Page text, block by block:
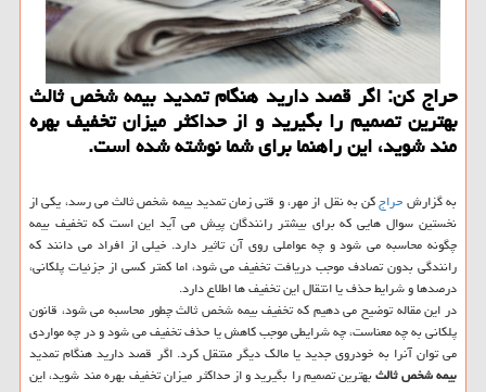
حراج کن: اگر قصد دارید هنگام تمدید بیمه شخص ثالث
بهترین تصمیم را بگیرید و از حداکثر میزان تخفیف بهره
مند شوید، این راهنما برای شما نوشته شده است.
به گزارشحراجکن به نقل از مهر، و قتی زمان تمدید بیمه شخص ثالث می رسد، یکی از
نخستین سوال هایی که برای بیشتر رانندگان پیش می آید این است که تخفیف بیمه
چگونه محاسبه می شود و چه عواملی روی آن تاثیر دارد. خیلی از افراد می دانند که
رانندگی بدون تصادف موجب دریافت تخفیف می شود، اما کمتر کسی از جزئیات پلکانی،
درصدها و شرایط حذف یا انتقال این تخفیف ها اطلاع دارد.
در این مقاله توضیح می دهیم که تخفیف بیمه شخص ثالث چطور محاسبه می شود، قانون
پلکانی به چه معناست، چه شرایطی موجب کاهش یا حذف تخفیف می شود و در چه مواردی
می توان آنرا به خودروی جدید یا مالک دیگر منتقل کرد. اگر قصد دارید هنگام تمدید
بیمه شخص ثالثبهترین تصمیم را بگیرید و از حداکثر میزان تخفیف بهره مند شوید، این